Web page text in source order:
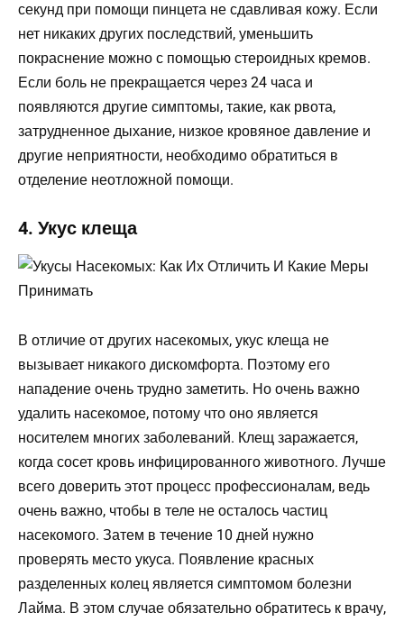
секунд при помощи пинцета не сдавливая кожу. Если
нет никаких других последствий, уменьшить
покраснение можно с помощью стероидных кремов.
Если боль не прекращается через 24 часа и
появляются другие симптомы, такие, как рвота,
затрудненное дыхание, низкое кровяное давление и
другие неприятности, необходимо обратиться в
отделение неотложной помощи.
4. Укус клеща
В отличие от других насекомых, укус клеща не
вызывает никакого дискомфорта. Поэтому его
нападение очень трудно заметить. Но очень важно
удалить насекомое, потому что оно является
носителем многих заболеваний. Клещ заражается,
когда сосет кровь инфицированного животного. Лучше
всего доверить этот процесс профессионалам, ведь
очень важно, чтобы в теле не осталось частиц
насекомого. Затем в течение 10 дней нужно
проверять место укуса. Появление красных
разделенных колец является симптомом болезни
Лайма. В этом случае обязательно обратитесь к врачу,